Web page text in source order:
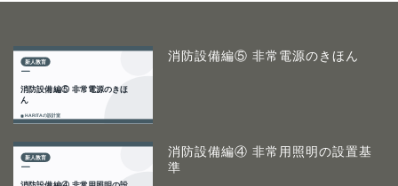
消防設備編⑤ 非常電源のきほん
消防設備編④ 非常用照明の設置基
準